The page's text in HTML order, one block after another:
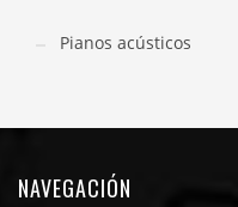
Pianos acústicos
NAVEGACIÓN